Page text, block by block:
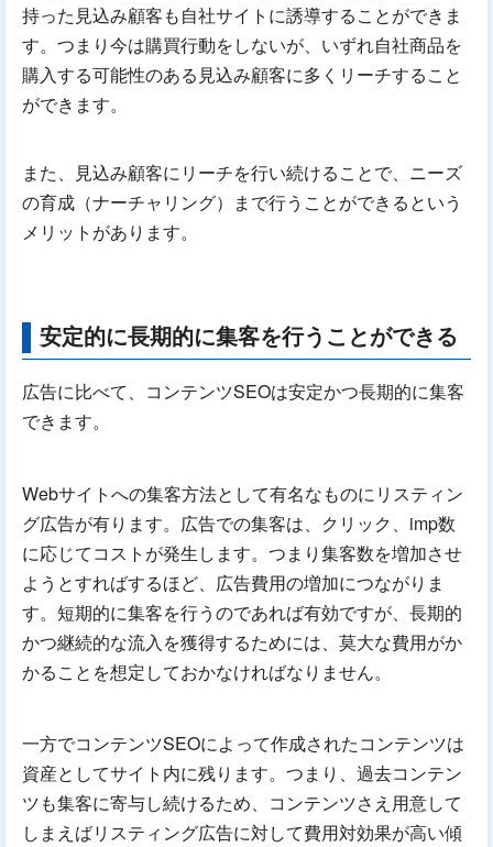
持った見込み顧客も自社サイトに誘導することができま
す。つまり今は購買行動をしないが、いずれ自社商品を
購入する可能性のある見込み顧客に多くリーチすること
ができます。
また、見込み顧客にリーチを行い続けることで、ニーズ
の育成（ナーチャリング）まで行うことができるという
メリットがあります。
安定的に長期的に集客を行うことができる
広告に比べて、コンテンツSEOは安定かつ長期的に集客
できます。
Webサイトへの集客方法として有名なものにリスティン
グ広告が有ります。広告での集客は、クリック、imp数
に応じてコストが発生します。つまり集客数を増加させ
ようとすればするほど、広告費用の増加につながりま
す。短期的に集客を行うのであれば有効ですが、長期的
かつ継続的な流入を獲得するためには、莫大な費用がか
かることを想定しておかなければなりません。
一方でコンテンツSEOによって作成されたコンテンツは
資産としてサイト内に残ります。つまり、過去コンテン
ツも集客に寄与し続けるため、コンテンツさえ用意して
しまえばリスティング広告に対して費用対効果が高い傾